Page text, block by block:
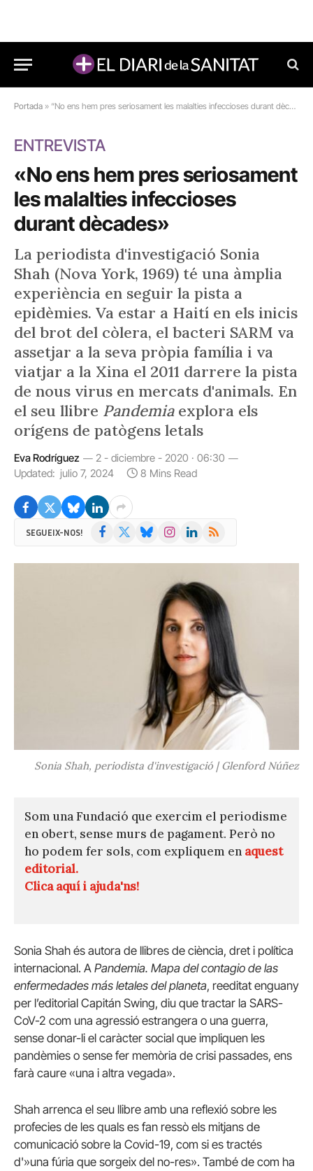
Portada » “No ens hem pres seriosament les malalties infeccioses durant dècades”
ENTREVISTA
«No ens hem pres seriosament
les malalties infeccioses
durant dècades»
La periodista d'investigació Sonia
Shah (Nova York, 1969) té una àmplia
experiència en seguir la pista a
epidèmies. Va estar a Haití en els inicis
del brot del còlera, el bacteri SARM va
assetjar a la seva pròpia família i va
viatjar a la Xina el 2011 darrere la pista
de nous virus en mercats d'animals. En
el seu llibre Pandemiaexplora els
orígens de patògens letals
Eva Rodríguez
2 - diciembre - 2020 · 06:30
Updated: julio 7, 2024 8 Mins Read
SEGUEIX-NOS! Facebook BlueskyInstagramLinkedIn
RSS
Sonia Shah, periodista d'investigació | Glenford Núñez
Som una Fundació que exercim el periodisme
en obert, sense murs de pagament. Però no
ho podem fer sols, com expliquem en aquest
editorial.
Clica aquí i ajuda'ns!
Sonia Shah és autora de llibres de ciència, dret i política
internacional. A Pandemia. Mapa del contagio de las
enfermedades más letales del planeta, reeditat enguany
per l’editorial Capitán Swing, diu que tractar la SARS-
CoV-2 com una agressió estrangera o una guerra,
sense donar-li el caràcter social que impliquen les
pandèmies o sense fer memòria de crisi passades, ens
farà caure «una i altra vegada».
Shah arrenca el seu llibre amb una reflexió sobre les
profecies de les quals es fan ressò els mitjans de
comunicació sobre la Covid-19, com si es tractés
d'»una fúria que sorgeix del no-res». També de com ha